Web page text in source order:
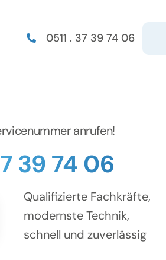
0511 . 37 39 74 06
anrufen!
39 74 06
Qualifizierte Fachkräfte,
modernste Technik,
schnell und zuverlässig